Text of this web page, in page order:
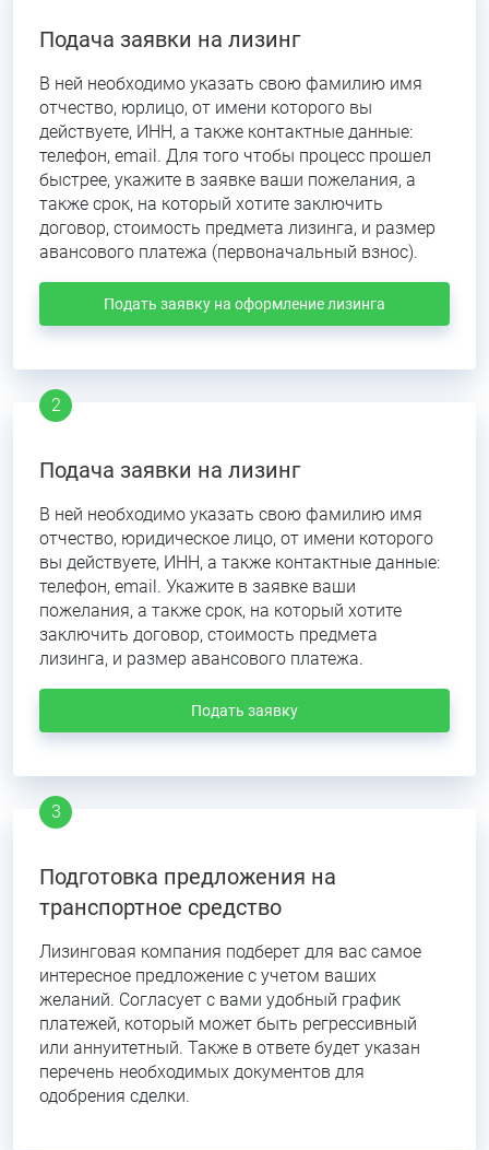
Подача заявки на лизинг
В ней необходимо указать свою фамилию имя
отчество, юрлицо, от имени которого вы
действуете, ИНН, а также контактные данные:
телефон, email. Для того чтобы процесс прошел
быстрее, укажите в заявке ваши пожелания, а
также срок, на который хотите заключить
договор, стоимость предмета лизинга, и размер
авансового платежа (первоначальный взнос).
Подать заявку на оформление лизинга
Подача заявки на лизинг
В ней необходимо указать свою фамилию имя
отчество, юридическое лицо, от имени которого
вы действуете, ИНН, а также контактные данные:
телефон, email. Укажите в заявке ваши
пожелания, а также срок, на который хотите
заключить договор, стоимость предмета
лизинга, и размер авансового платежа.
Подать заявку
Подготовка предложения на
транспортное средство
Лизинговая компания подберет для вас самое
интересное предложение с учетом ваших
желаний. Согласует с вами удобный график
платежей, который может быть регрессивный
или аннуитетный. Также в ответе будет указан
перечень необходимых документов для
одобрения сделки.